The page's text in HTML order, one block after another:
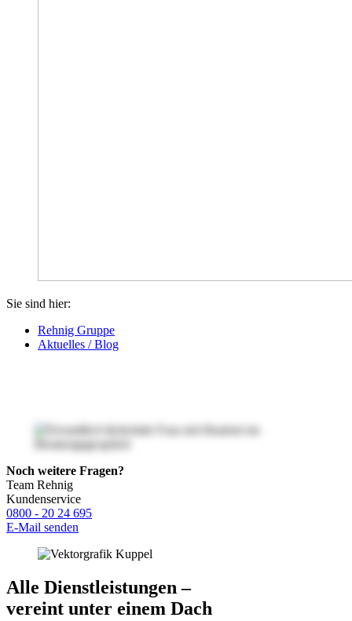
Sie sind hier:
Rehnig Gruppe
Aktuelles / Blog
Noch weitere Fragen?
Team Rehnig
Kundenservice
0800 - 20 24 695
E-Mail senden
Alle Dienstleistungen –
vereint unter einem Dach